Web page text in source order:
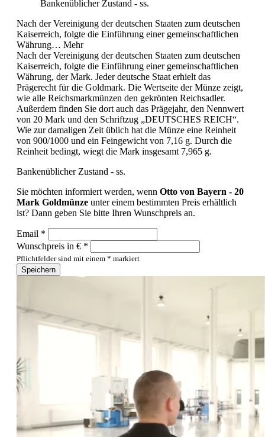
Bankenüblicher Zustand - ss.
Nach der Vereinigung der deutschen Staaten zum deutschen
Kaiserreich, folgte die Einführung einer gemeinschaftlichen
Währung… Mehr
Nach der Vereinigung der deutschen Staaten zum deutschen
Kaiserreich, folgte die Einführung einer gemeinschaftlichen
Währung, der Mark. Jeder deutsche Staat erhielt das
Prägerecht für die Goldmark. Die Wertseite der Münze zeigt,
wie alle Reichsmarkmünzen den gekrönten Reichsadler.
Außerdem finden Sie dort auch das Prägejahr, den Nennwert
von 20 Mark und den Schriftzug „DEUTSCHES REICH“.
Wie zur damaligen Zeit üblich hat die Münze eine Reinheit
von 900/1000 und ein Feingewicht von 7,16 g. Durch die
Reinheit bedingt, wiegt die Mark insgesamt 7,965 g.
Bankenüblicher Zustand - ss.
Sie möchten informiert werden, wenn Otto von Bayern - 20
Mark Goldmünze unter einem bestimmten Preis erhältlich
ist? Dann geben Sie bitte Ihren Wunschpreis an.
Email *
Wunschpreis in € *
Pflichtfelder sind mit einem * markiert
Speichern